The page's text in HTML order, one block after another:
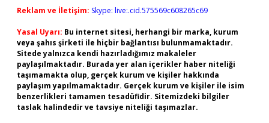
Reklam ve İletişim: Skype: live:.cid.575569c608265c69
Yasal Uyarı: Bu internet sitesi, herhangi bir marka, kurum
veya şahıs şirketi ile hiçbir bağlantısı bulunmamaktadır.
Sitede yalnızca kendi hazırladığımız makaleler
paylaşılmaktadır. Burada yer alan içerikler haber niteliği
taşımamakta olup, gerçek kurum ve kişiler hakkında
paylaşım yapılmamaktadır. Gerçek kurum ve kişiler ile isim
benzerlikleri tamamen tesadüfidir. Sitemizdeki bilgiler
taslak halindedir ve tavsiye niteliği taşımazlar.